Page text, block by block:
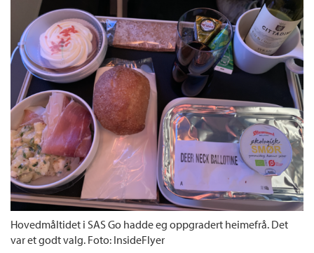
Hovedmåltidet i SAS Go hadde eg oppgradert heimefrå. Det
var et godt valg. Foto: InsideFlyer